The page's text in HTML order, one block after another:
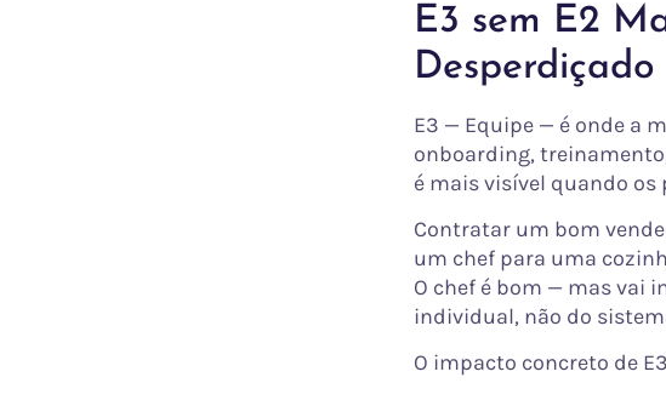
E3 sem E2
Desperdiçado
E3 — Equipe — é onde a
onboarding,
é mais visível quando
Contratar um bom
um chef para uma
O chef é bom — mas vai
individual, não do
O impacto concreto de